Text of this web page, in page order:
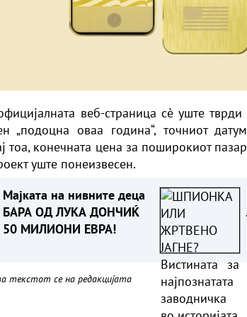
веб-страница сè уште
„подоцна оваа година“, точниот
тоа, конечната цена за поширокиот
уште понеизвесен.
Мајката на нивните деца
БАРА ОД ЛУКА ДОНЧИЌ
50 МИЛИОНИ ЕВРА!
текстот се на редакцијата